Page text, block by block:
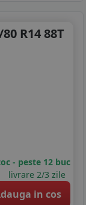
R14 88T
- peste 12 buc
livrare 2/3 zile
in cos